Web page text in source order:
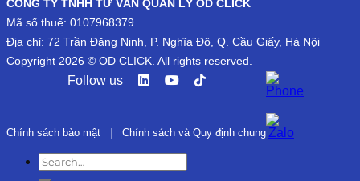
CÔNG TY TNHH TƯ VẤN QUẢN LÝ OD CLICK
Mã số thuế: 0107968379
Địa chỉ: 72 Trần Đăng Ninh, P. Nghĩa Đô, Q. Cầu Giấy, Hà Nội
Copyright 2026 © OD CLICK. All rights reserved.
Follow us
Chính sách bảo mật Chính sách và Quy định chung